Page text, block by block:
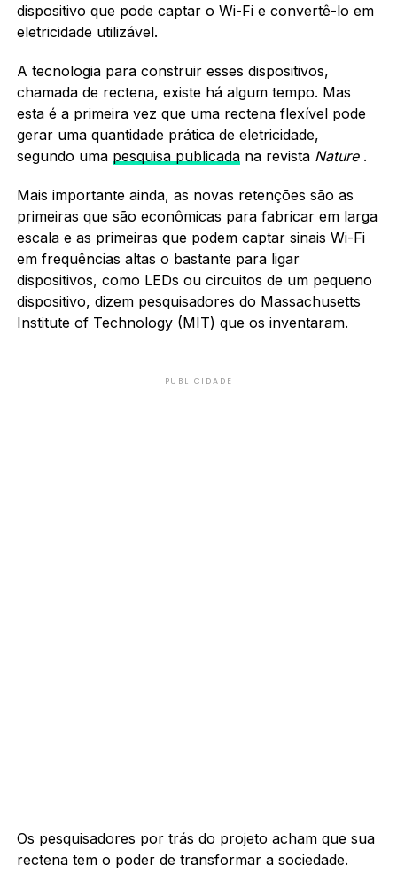
dispositivo que pode captar o Wi-Fi e convertê-lo em
eletricidade utilizável.
A tecnologia para construir esses dispositivos,
chamada de rectena, existe há algum tempo. Mas
esta é a primeira vez que uma rectena flexível pode
gerar uma quantidade prática de eletricidade,
segundo uma pesquisa publicadana revista Nature.
Mais importante ainda, as novas retenções são as
primeiras que são econômicas para fabricar em larga
escala e as primeiras que podem captar sinais Wi-Fi
em frequências altas o bastante para ligar
dispositivos, como LEDs ou circuitos de um pequeno
dispositivo, dizem pesquisadores do Massachusetts
Institute of Technology (MIT) que os inventaram.
PUBLICIDADE
Os pesquisadores por trás do projeto acham que sua
rectena tem o poder de transformar a sociedade.